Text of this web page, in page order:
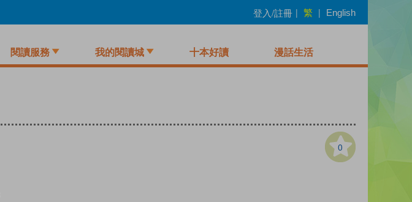
登入/註冊 | 繁 | English
閱讀服務 我的閱讀城 十本好讀 漫話生活
0